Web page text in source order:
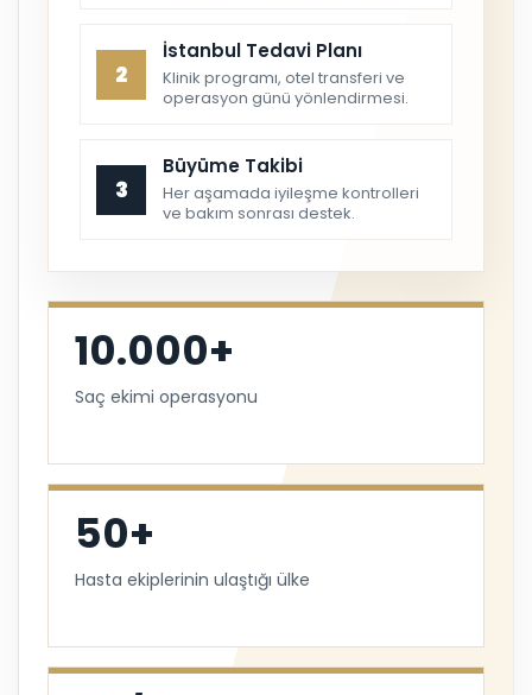
2
İstanbul Tedavi Planı
Klinik programı, otel transferi ve
operasyon günü yönlendirmesi.
3
Büyüme Takibi
Her aşamada iyileşme kontrolleri
ve bakım sonrası destek.
10.000+
Saç ekimi operasyonu
50+
Hasta ekiplerinin ulaştığı ülke